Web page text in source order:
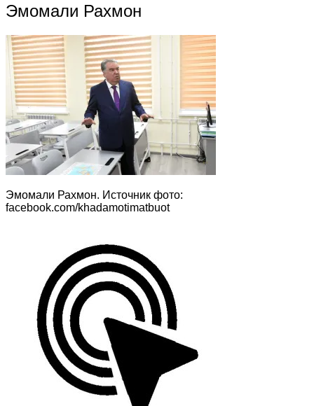
Эмомали Рахмон
Эмомали Рахмон. Источник фото:
facebook.com/khadamotimatbuot